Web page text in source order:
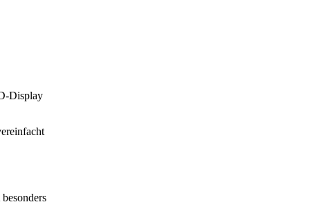
Display